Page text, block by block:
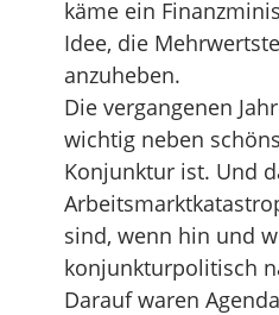
käme ein
Idee, die
anzuheben.
Die vergangenen
wichtig neben
Konjunktur ist. Und
sind, wenn hin und
konjunkturpolitisch
Darauf waren